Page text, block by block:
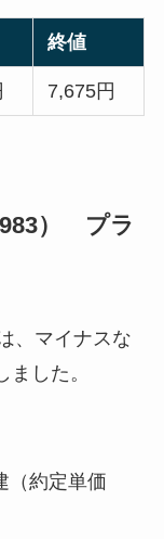
終値
7,675円
） プラ
、マイナスな
した。
（約定単価